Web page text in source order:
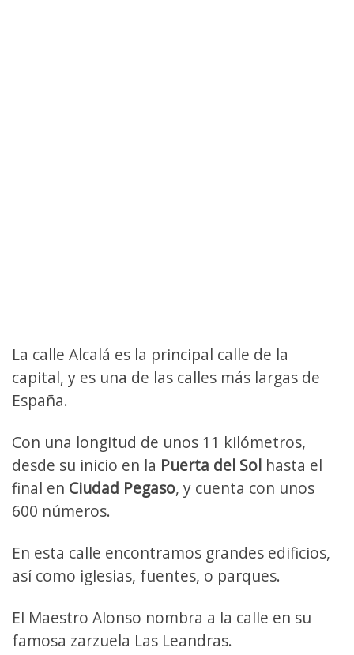
La calle Alcalá es la principal calle de la
capital, y es una de las calles más largas de
España.
Con una longitud de unos 11 kilómetros,
desde su inicio en la Puerta del Sol hasta el
final en Ciudad Pegaso, y cuenta con unos
600 números.
En esta calle encontramos grandes edificios,
así como iglesias, fuentes, o parques.
El Maestro Alonso nombra a la calle en su
famosa zarzuela Las Leandras.